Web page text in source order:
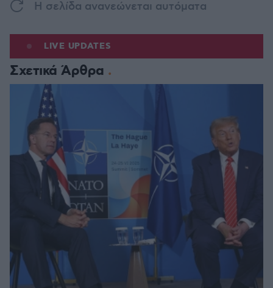
H σελίδα ανανεώνεται αυτόματα
LIVE UPDATES
Σχετικά Άρθρα